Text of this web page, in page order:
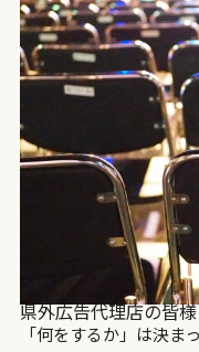
県外広告代理店の皆様
「何をするか」は決ま